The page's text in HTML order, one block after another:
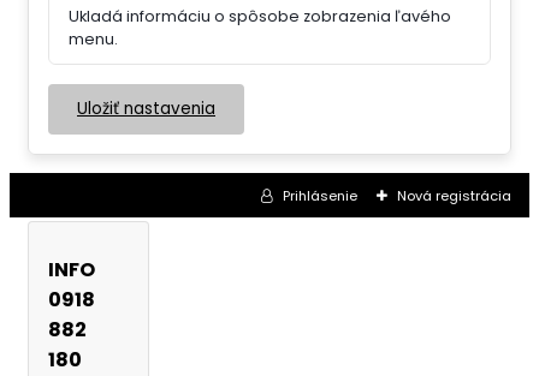
Ukladá informáciu o spôsobe zobrazenia ľavého
menu.
Uložiť nastavenia
Prihlásenie Nová registrácia
INFO
0918
882
180